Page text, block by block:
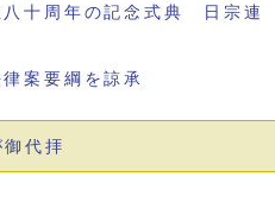
十周年の記念式典 日宗連
案要綱を諒承
代拝